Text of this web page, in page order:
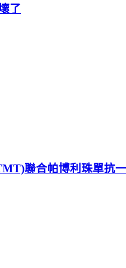
了
聯合帕博利珠單抗